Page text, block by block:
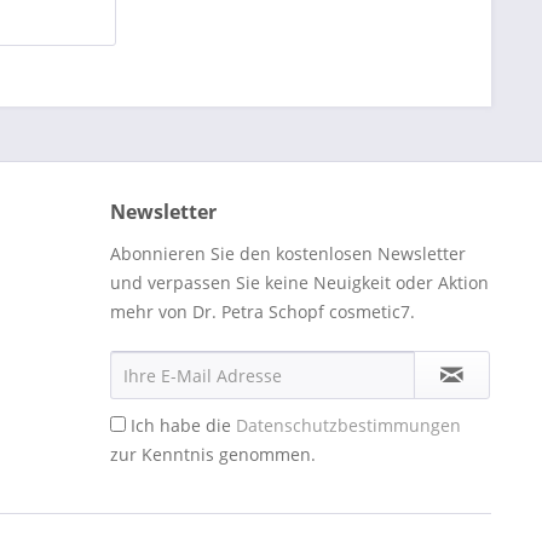
Newsletter
Abonnieren Sie den kostenlosen Newsletter
und verpassen Sie keine Neuigkeit oder Aktion
mehr von Dr. Petra Schopf cosmetic7.
Ich habe die Datenschutzbestimmungen
zur Kenntnis genommen.